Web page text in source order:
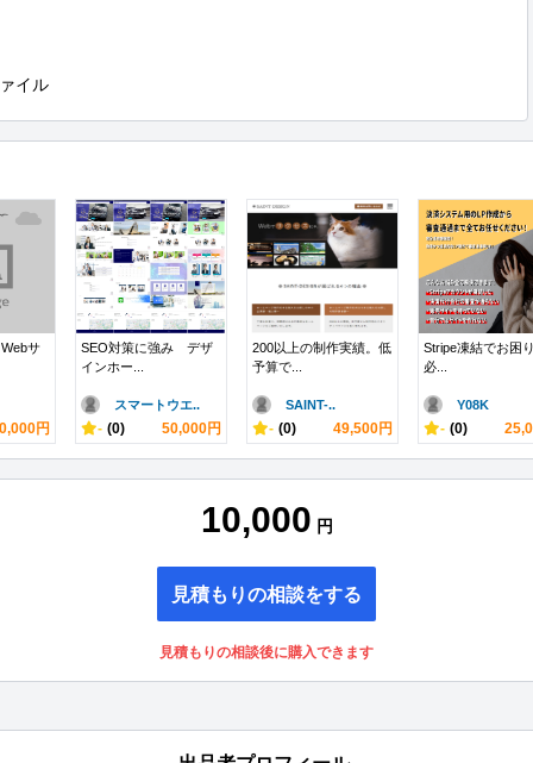
イル
サ
円
SEO対策に強み デザ
インホー...
スマートウエ..
- (0) 50,000円
200以上の制作実績。低
予算で...
SAINT-..
- (0) 49,500円
Stripe凍結でお困
必...
Y08K
- (0)
10,000 円
見積もりの相談をする
見積もりの相談後に購入できます